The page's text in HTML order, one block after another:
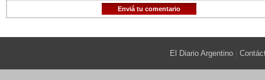
Enviá tu comentario
El Diario Argentino